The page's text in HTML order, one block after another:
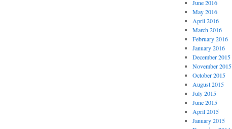
June 2016
May 2016
April 2016
March 2016
February 2016
January 2016
December 2015
November 2015
October 2015
August 2015
July 2015
June 2015
April 2015
January 2015